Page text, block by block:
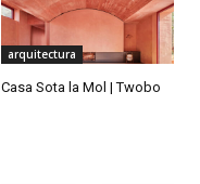
arquitectura
Casa Sota la Mol | Twobo